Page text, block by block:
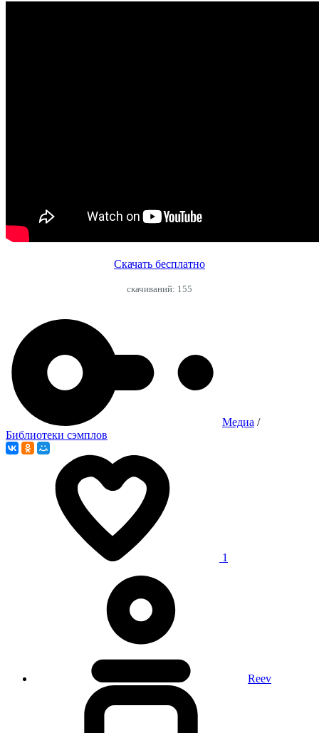
Скачать бесплатно
cкачиваний: 155
Медиа /
Библиотеки сэмплов
1
Reev